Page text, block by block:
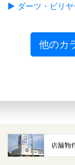
▶ ダーツ・ビリ
他のカ